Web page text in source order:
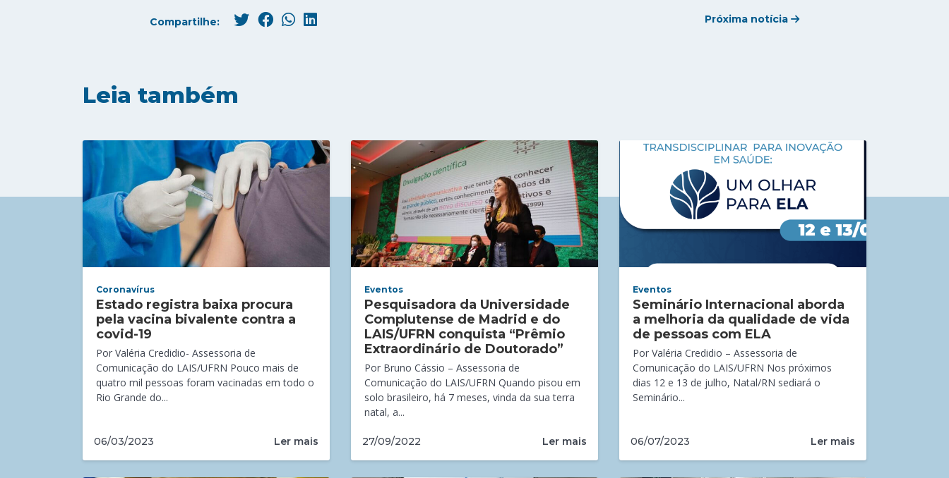
Compartilhe: Próxima notícia
Leia também
Coronavírus
Estado registra baixa procura
pela vacina bivalente contra a
covid-19
Por Valéria Credidio- Assessoria de
Comunicação do LAIS/UFRN Pouco mais de
quatro mil pessoas foram vacinadas em todo o
Rio Grande do...
06/03/2023 Ler mais
Eventos
Pesquisadora da Universidade
Complutense de Madrid e do
LAIS/UFRN conquista “Prêmio
Extraordinário de Doutorado”
Por Bruno Cássio – Assessoria de
Comunicação do LAIS/UFRN Quando pisou em
solo brasileiro, há 7 meses, vinda da sua terra
natal, a...
27/09/2022 Ler mais
Eventos
Seminário Internacional aborda
a melhoria da qualidade de vida
de pessoas com ELA
Por Valéria Credidio – Assessoria de
Comunicação do LAIS/UFRN Nos próximos
dias 12 e 13 de julho, Natal/RN sediará o
Seminário...
06/07/2023 Ler mais